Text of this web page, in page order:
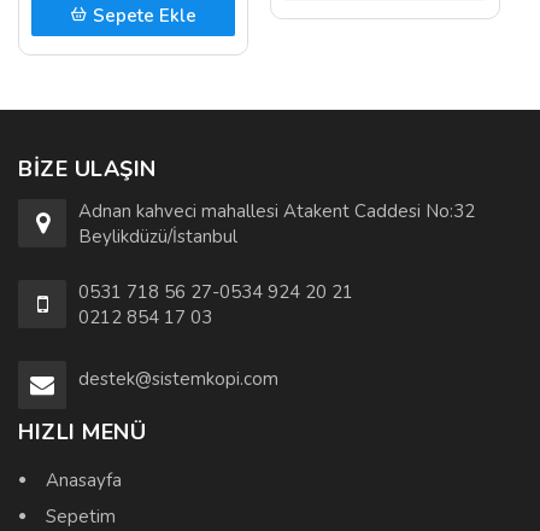
Sepete Ekle
BIZE ULAŞIN
Adnan kahveci mahallesi Atakent Caddesi No:32
Beylikdüzü/İstanbul
0531 718 56 27-0534 924 20 21
0212 854 17 03
destek@sistemkopi.com
HIZLI MENÜ
Anasayfa
Sepetim